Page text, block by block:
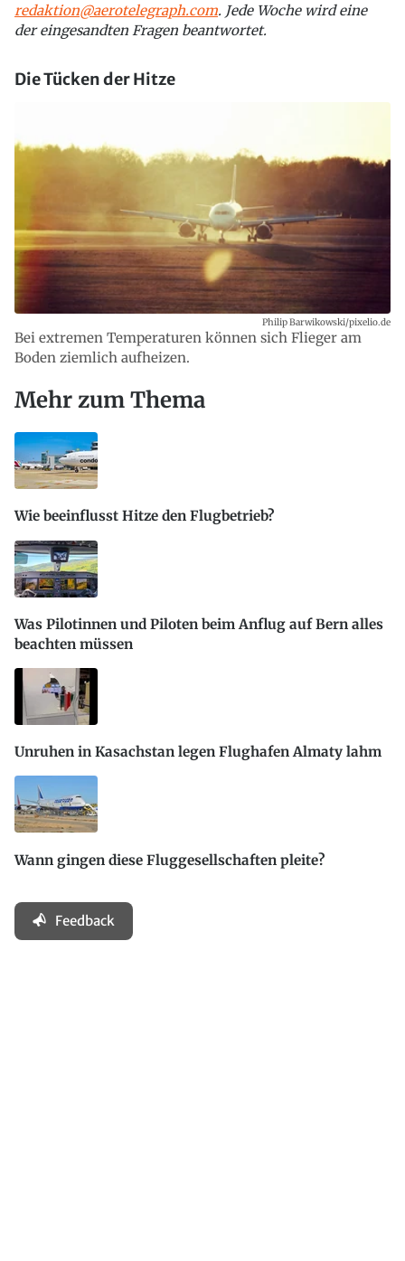
redaktion@aerotelegraph.com. Jede Woche wird eine
der eingesandten Fragen beantwortet.
Die Tücken der Hitze
Bei extremen Temperaturen können sich Flieger am
Boden ziemlich aufheizen.
Philip Barwikowski/pixelio.de
Mehr zum Thema
Wie beeinflusst Hitze den Flugbetrieb?
Was Pilotinnen und Piloten beim Anflug auf Bern alles
beachten müssen
Unruhen in Kasachstan legen Flughafen Almaty lahm
Wann gingen diese Fluggesellschaften pleite?
Feedback